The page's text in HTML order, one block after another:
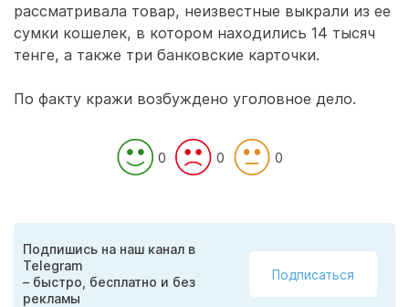
рассматривала товар, неизвестные выкрали из ее
сумки кошелек, в котором находились 14 тысяч
тенге, а также три банковские карточки.
По факту кражи возбуждено уголовное дело.
0 0 0
Подпишись на наш канал в
Telegram
– быстро, бесплатно и без
рекламы
Подписаться